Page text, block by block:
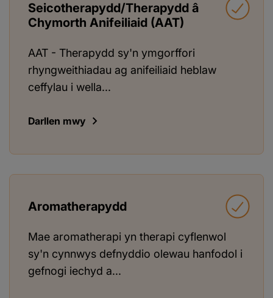
Seicotherapydd/Therapydd â
Chymorth Anifeiliaid (AAT)
AAT - Therapydd sy'n ymgorffori
rhyngweithiadau ag anifeiliaid heblaw
ceffylau i wella...
Darllen mwy
Aromatherapydd
Mae aromatherapi yn therapi cyflenwol
sy'n cynnwys defnyddio olewau hanfodol i
gefnogi iechyd a...